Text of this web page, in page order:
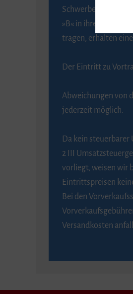
Schwerbehinderung,
»B« in ihrem
tragen, erhalten
Der Eintritt zu
Abweichungen von
jederzeit möglich.
Da kein steuerbarer
2 III
vorliegt, weisen wir
Eintrittspreisen
Bei den
Versandkosten